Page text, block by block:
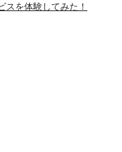
スを体験してみた！